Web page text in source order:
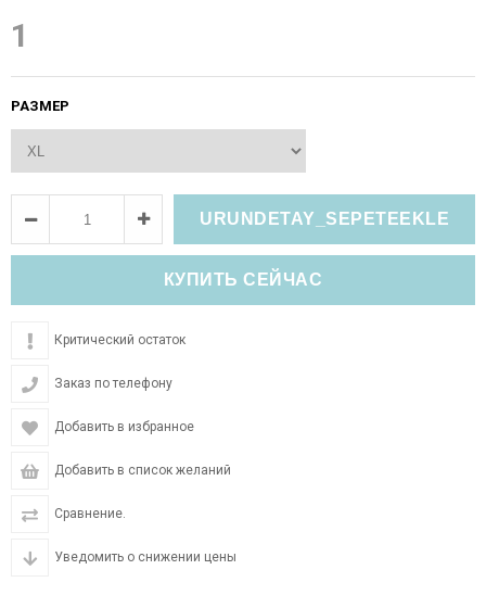
1
РАЗМЕР
Критический остаток
Заказ по телефону
Добавить в избранное
Добавить в список желаний
Сравнение.
Уведомить о снижении цены